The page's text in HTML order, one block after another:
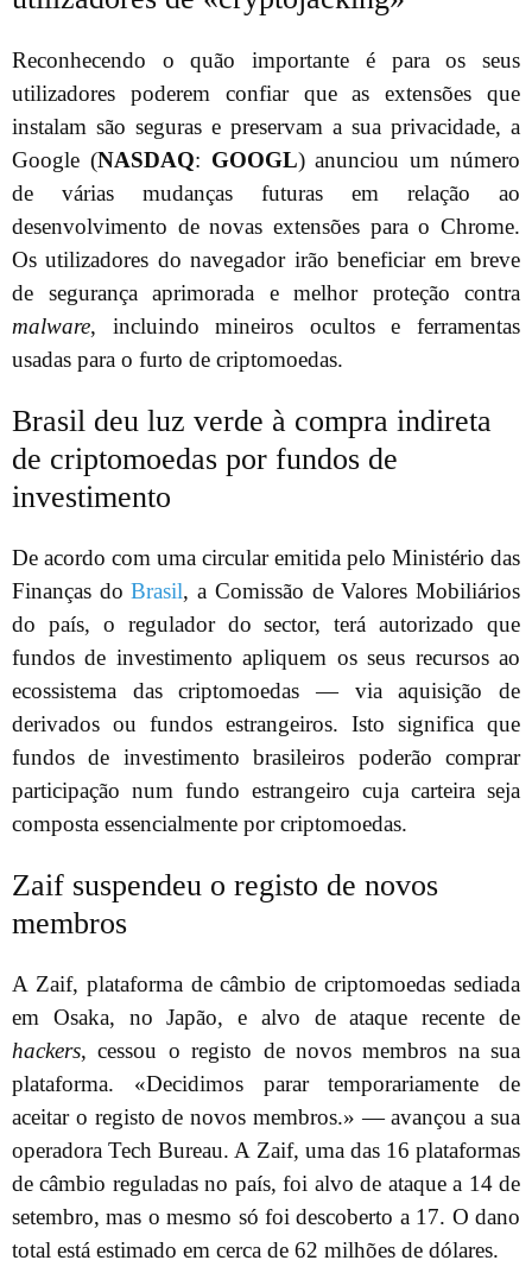
Reconhecendo o quão importante é para os seus
utilizadores poderem confiar que as extensões que
instalam são seguras e preservam a sua privacidade, a
Google (NASDAQ: GOOGL) anunciou um número
de várias mudanças futuras em relação ao
desenvolvimento de novas extensões para o Chrome.
Os utilizadores do navegador irão beneficiar em breve
de segurança aprimorada e melhor proteção contra
malware, incluindo mineiros ocultos e ferramentas
usadas para o furto de criptomoedas.
Brasil deu luz verde à compra indireta
de criptomoedas por fundos de
investimento
De acordo com uma circular emitida pelo Ministério das
Finanças doBrasil, a Comissão de Valores Mobiliários
do país, o regulador do sector, terá autorizado que
fundos de investimento apliquem os seus recursos ao
ecossistema das criptomoedas — via aquisição de
derivados ou fundos estrangeiros. Isto significa que
fundos de investimento brasileiros poderão comprar
participação num fundo estrangeiro cuja carteira seja
composta essencialmente por criptomoedas.
Zaif suspendeu o registo de novos
membros
A Zaif, plataforma de câmbio de criptomoedas sediada
em Osaka, no Japão, e alvo de ataque recente de
hackers, cessou o registo de novos membros na sua
plataforma. «Decidimos parar temporariamente de
aceitar o registo de novos membros.» — avançou a sua
operadora Tech Bureau. A Zaif, uma das 16 plataformas
de câmbio reguladas no país, foi alvo de ataque a 14 de
setembro, mas o mesmo só foi descoberto a 17. O dano
total está estimado em cerca de 62 milhões de dólares.